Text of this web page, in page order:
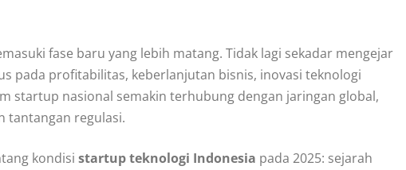
fase baru yang lebih matang. Tidak lagi sekadar mengejar
pada profitabilitas, keberlanjutan bisnis, inovasi teknologi
startup nasional semakin terhubung dengan jaringan global,
tantangan regulasi.
kondisi startup teknologi Indonesia pada 2025: sejarah